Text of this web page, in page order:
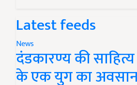
Latest feeds
News
दंडकारण्य की
के एक युग का